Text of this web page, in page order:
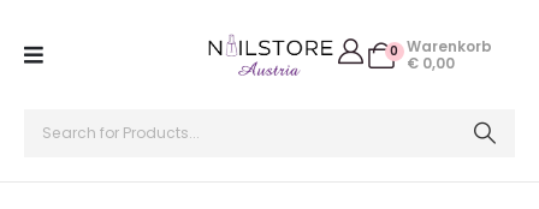
0 Warenkorb
€ 0,00